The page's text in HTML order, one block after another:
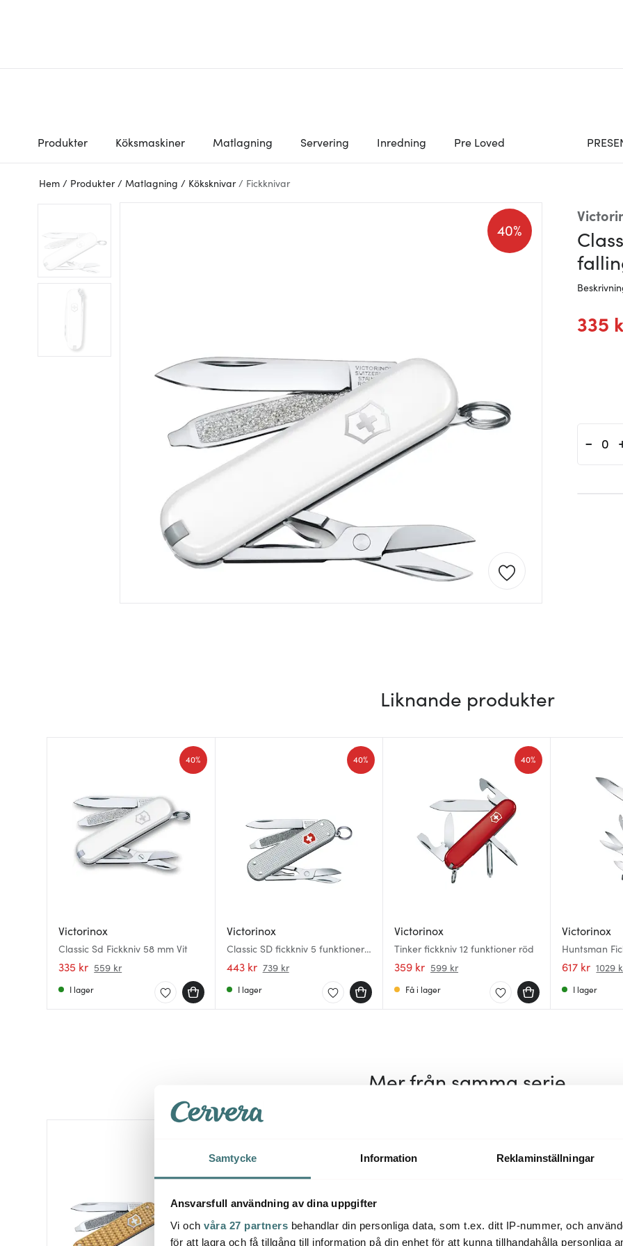
Samtycke Information Reklaminställningar
Ansvarsfull användning av dina uppgifter
Vi och våra 27 partners behandlar din personliga data, som t.ex. ditt IP-nummer, och
för att lagra och få tillgång till information på din enhet för att kunna tillhandahålla personliga
Produkter Köksmaskiner Matlagning Servering Inredning Pre Loved
Hem / Produkter / Matlagning / Köksknivar / Fickknivar
40%
335
-
Liknande produkter
Victorinox
Classic Sd Fickkniv 58 mm Vit
335 kr 559 kr
40%
I lager
Victorinox
Classic SD fickkniv 5 funktioner
silver barleycorn
443 kr 739 kr
40%
I lager
Victorinox
Tinker fickkniv 12 funktioner röd
359 kr 599 kr
40%
Få i lager
Victorinox
Huntsman
617 kr 1029
I lager
Mer från samma serie